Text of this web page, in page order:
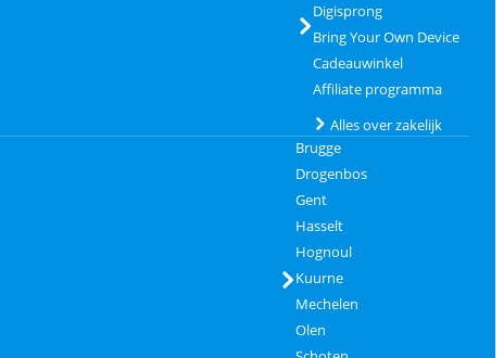
Digisprong
Bring Your Own Device
Cadeauwinkel
Affiliate programma
Alles over zakelijk
Brugge
Drogenbos
Gent
Hasselt
Hognoul
Kuurne
Mechelen
Olen